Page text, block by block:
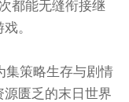
都能无缝衔接继
。
集策略生存与剧情
匮乏的末日世界